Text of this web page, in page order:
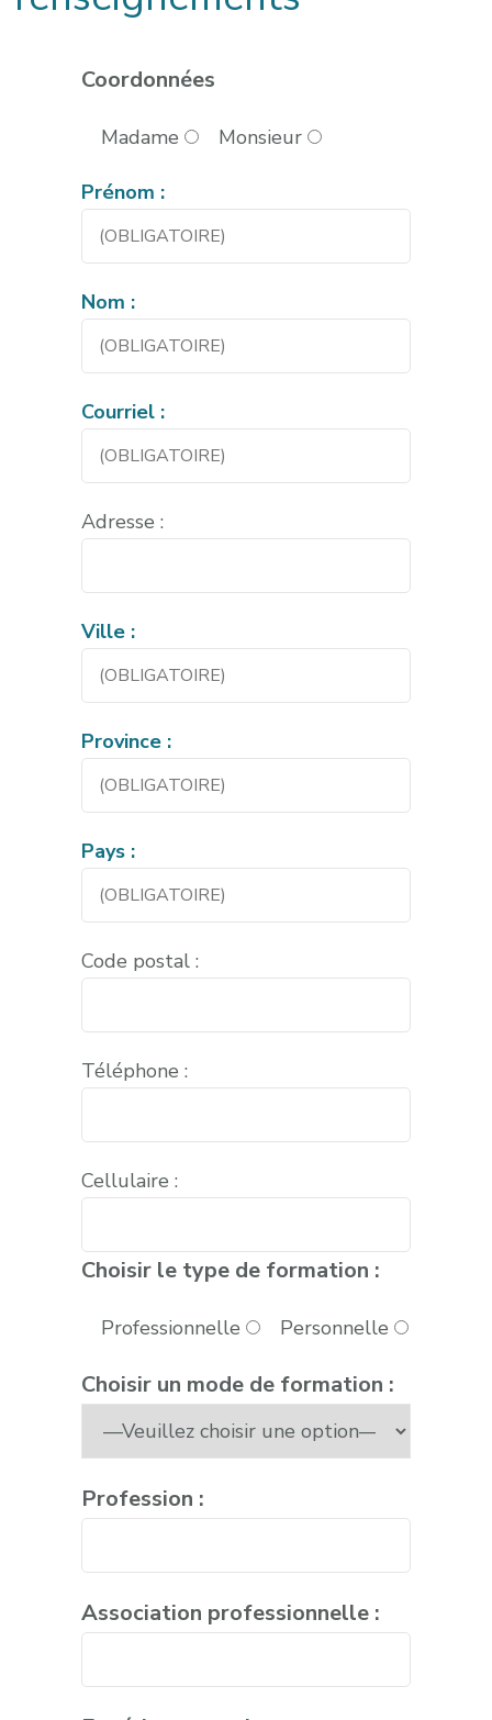
Coordonnées
Madame Monsieur
Prénom :
Nom :
Courriel :
Adresse :
Ville :
Province :
Pays :
Code postal :
Téléphone :
Cellulaire :
Choisir le type de formation :
Professionnelle Personnelle
Choisir un mode de formation :
Profession :
Association professionnelle :